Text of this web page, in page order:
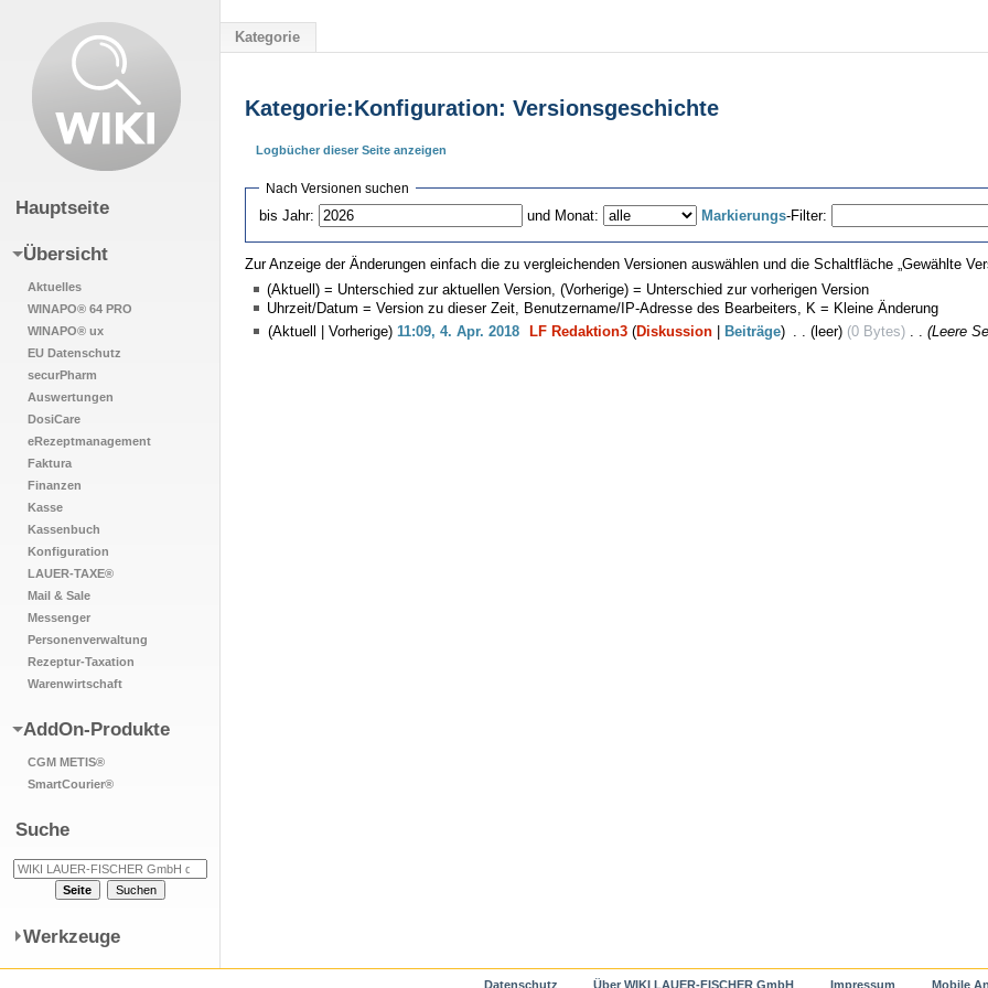
Kategorie:Konfiguration: Versionsgeschichte
Logbücher dieser Seite anzeigen
Nach Versionen suchen
bis Jahr:
und Monat: Markierungs-Filter:
Zur Anzeige der Änderungen einfach die zu vergleichenden Versionen auswählen und die Schaltfläche „Gewählte
(Aktuell) = Unterschied zur aktuellen Version, (Vorherige) = Unterschied zur vorherigen Version
Uhrzeit/Datum = Version zu dieser Zeit, Benutzername/IP-Adresse des Bearbeiters, K = Kleine Änderung
(Aktuell | Vorherige) 11:09, 4. Apr. 2018‎ LF Redaktion3 (Diskussion| Beiträge) (leer) (0 Bytes)‎ (Leere
Kategorie
Hauptseite
Übersicht
Aktuelles
WINAPO® 64 PRO
WINAPO® ux
EU Datenschutz
securPharm
Auswertungen
DosiCare
eRezeptmanagement
Faktura
Finanzen
Kasse
Kassenbuch
Konfiguration
LAUER-TAXE®
Mail & Sale
Messenger
Personenverwaltung
Rezeptur-Taxation
Warenwirtschaft
AddOn-Produkte
CGM METIS®
SmartCourier®
Suche
Werkzeuge
Datenschutz Über WIKI LAUER-FISCHER GmbH Impressum Mobile